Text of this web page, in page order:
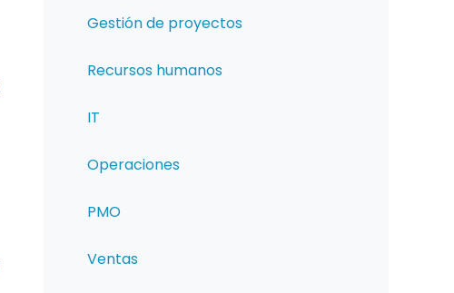
Gestión de proyectos
Recursos humanos
IT
Operaciones
PMO
Ventas